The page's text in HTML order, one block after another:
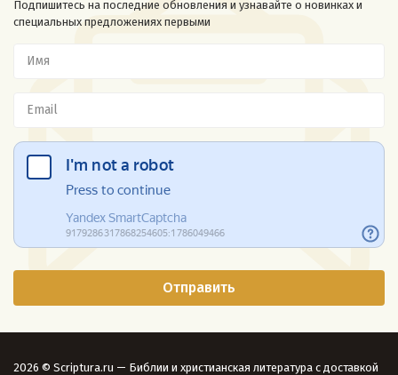
Подпишитесь на последние обновления и узнавайте о новинках и
специальных предложениях первыми
2026 © Scriptura.ru — Библии и христианская литература с доставкой